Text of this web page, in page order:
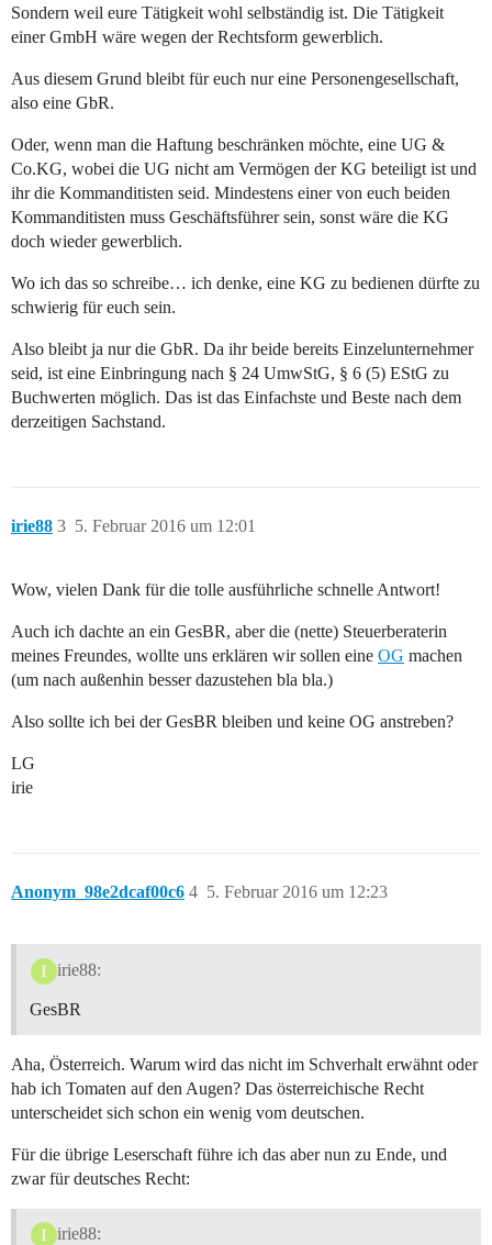
Sondern weil eure Tätigkeit wohl selbständig ist. Die Tätigkeit
einer GmbH wäre wegen der Rechtsform gewerblich.
Aus diesem Grund bleibt für euch nur eine Personengesellschaft,
also eine GbR.
Oder, wenn man die Haftung beschränken möchte, eine UG &
Co.KG, wobei die UG nicht am Vermögen der KG beteiligt ist und
ihr die Kommanditisten seid. Mindestens einer von euch beiden
Kommanditisten muss Geschäftsführer sein, sonst wäre die KG
doch wieder gewerblich.
Wo ich das so schreibe… ich denke, eine KG zu bedienen dürfte zu
schwierig für euch sein.
Also bleibt ja nur die GbR. Da ihr beide bereits Einzelunternehmer
seid, ist eine Einbringung nach § 24 UmwStG, § 6 (5) EStG zu
Buchwerten möglich. Das ist das Einfachste und Beste nach dem
derzeitigen Sachstand.
irie88 5. Februar 2016 um 12:01
3
Wow, vielen Dank für die tolle ausführliche schnelle Antwort!
Auch ich dachte an ein GesBR, aber die (nette) Steuerberaterin
meines Freundes, wollte uns erklären wir sollen eine OG machen
(um nach außenhin besser dazustehen bla bla.)
Also sollte ich bei der GesBR bleiben und keine OG anstreben?
LG
irie
Anonym_98e2dcaf00c6 5. Februar 2016 um 12:23
4
irie88:
GesBR
Aha, Österreich. Warum wird das nicht im Schverhalt erwähnt oder
hab ich Tomaten auf den Augen? Das österreichische Recht
unterscheidet sich schon ein wenig vom deutschen.
Für die übrige Leserschaft führe ich das aber nun zu Ende, und
zwar für deutsches Recht:
irie88: